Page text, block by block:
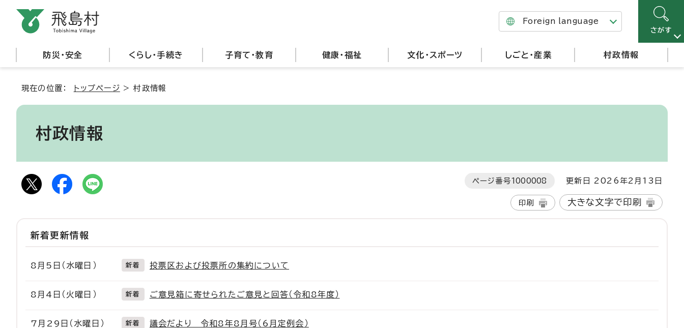
Foreign language
さがす
防災・安全 くらし・手続き 子育て・教育 健康・福祉 文化・スポーツ しごと・産業 村政情報
現在の位置： トップページ >村政情報
村政情報
ページ番号1000008 更新日 2026年2月13日
印刷 大きな文字で印刷
新着更新情報
8月5日（水曜日） 新着 投票区および投票所の集約について
8月4日（火曜日） 新着 ご意見箱に寄せられたご意見と回答（令和8年度）
7月29日（水曜日） 新着 議会だより 令和8年8月号（6月定例会）